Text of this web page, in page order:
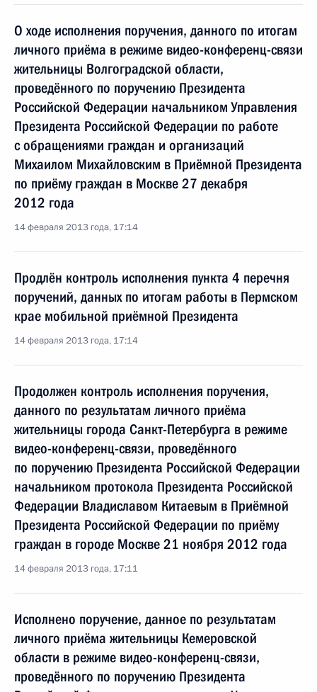
О ходе исполнения поручения, данного по итогам
личного приёма в режиме видео-конференц-связи
жительницы Волгоградской области,
проведённого по поручению Президента
Российской Федерации начальником Управления
Президента Российской Федерации по работе
с обращениями граждан и организаций
Михаилом Михайловским в Приёмной Президента
по приёму граждан в Москве 27 декабря
2012 года
14 февраля 2013 года, 17:14
Продлён контроль исполнения пункта 4 перечня
поручений, данных по итогам работы в Пермском
крае мобильной приёмной Президента
14 февраля 2013 года, 17:14
Продолжен контроль исполнения поручения,
данного по результатам личного приёма
жительницы города Санкт-Петербурга в режиме
видео-конференц-связи, проведённого
по поручению Президента Российской Федерации
начальником протокола Президента Российской
Федерации Владиславом Китаевым в Приёмной
Президента Российской Федерации по приёму
граждан в городе Москве 21 ноября 2012 года
14 февраля 2013 года, 17:11
Исполнено поручение, данное по результатам
личного приёма жительницы Кемеровской
области в режиме видео-конференц-связи,
проведённого по поручению Президента